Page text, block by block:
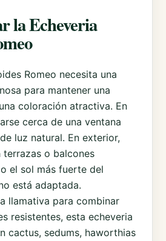
la Echeveria
Romeo necesita una
para mantener una
coloración atractiva. En
cerca de una ventana
luz natural. En exterior,
terrazas o balcones
el sol más fuerte del
está adaptada.
llamativa para combinar
resistentes, esta echeveria
cactus, sedums, haworthias